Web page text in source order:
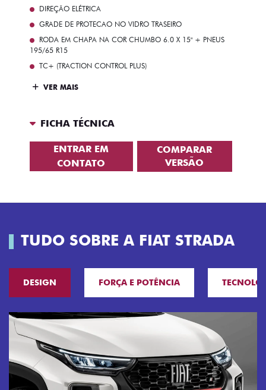
DIREÇÃO ELÉTRICA
GRADE DE PROTECAO NO VIDRO TRASEIRO
RODA EM CHAPA NA COR CHUMBO 6.0 X 15" + PNEUS
195/65 R15
TC+ (TRACTION CONTROL PLUS)
VER MAIS
FICHA TÉCNICA
ENTRAR EM
CONTATO
COMPARAR
VERSÃO
TUDO SOBRE A FIAT STRADA
DESIGN FORÇA E POTÊNCIA